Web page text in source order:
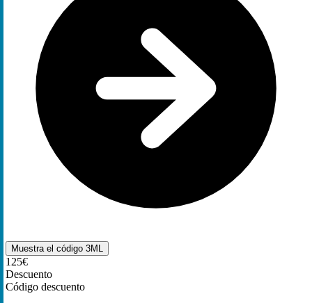
Muestra el código 3ML
125€
Descuento
Código descuento